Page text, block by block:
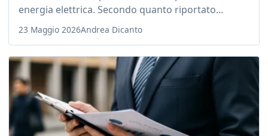
energia elettrica. Secondo quanto riportato...
23 Maggio 2026Andrea Dicanto